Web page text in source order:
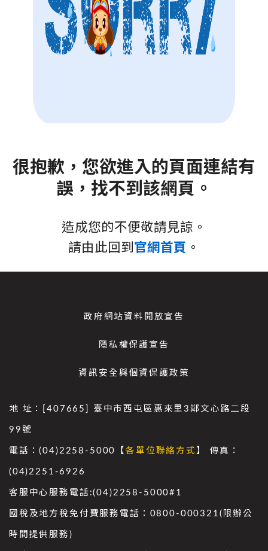
很抱歉，您欲進入的頁面連結有
誤，找不到該網頁。
造成您的不便敬請見諒。
請由此回到官網首頁 。
政府網站資料開放宣告
隱私權保護宣告
資訊安全與個資保護政策
地 址：[407665] 臺中市西屯區惠來里3鄰文心路二段
99號
電話：(04)2258-5000【各單位聯絡方式 】 傳真：
(04)2251-6926
客服中心服務電話:(04)2258-5000#1
國稅及地方稅免付費服務電話：0800-000321(限辦公
時間提供服務)